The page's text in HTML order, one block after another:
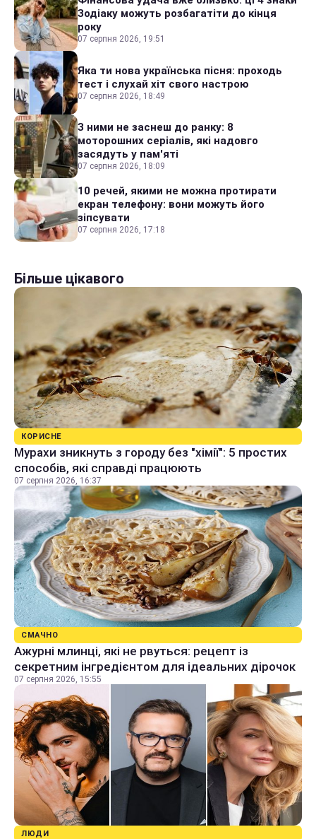
Зодіаку можуть розбагатіти до кінця
року
07 серпня 2026, 19:51
Яка ти нова українська пісня: проходь
тест і слухай хіт свого настрою
07 серпня 2026, 18:49
З ними не заснеш до ранку: 8
моторошних серіалів, які надовго
засядуть у пам'яті
07 серпня 2026, 18:09
10 речей, якими не можна протирати
екран телефону: вони можуть його
зіпсувати
07 серпня 2026, 17:18
Більше цікавого
КОРИСНЕ
Мурахи зникнуть з городу без "хімії": 5 простих
способів, які справді працюють
07 серпня 2026, 16:37
СМАЧНО
Ажурні млинці, які не рвуться: рецепт із
секретним інгредієнтом для ідеальних дірочок
07 серпня 2026, 15:55
ЛЮДИ